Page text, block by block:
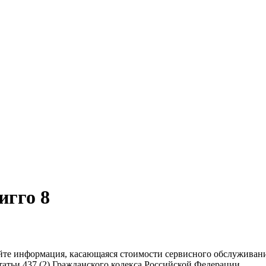
8
информация, касающаяся стоимости сервисного